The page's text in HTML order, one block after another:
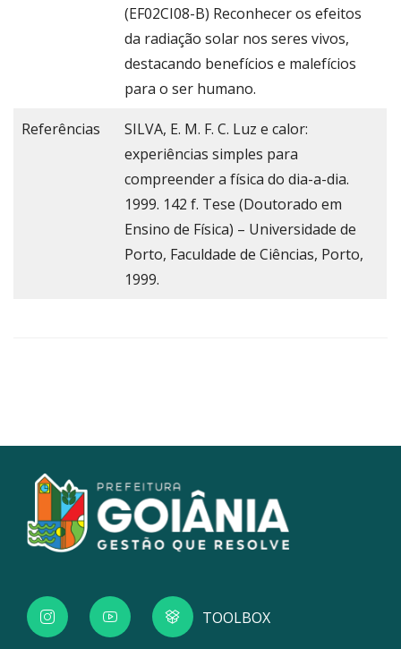
(EF02CI08-B) Reconhecer os efeitos
da radiação solar nos seres vivos,
destacando benefícios e malefícios
para o ser humano.
Referências
SILVA, E. M. F. C. Luz e calor:
experiências simples para
compreender a física do dia-a-dia.
1999. 142 f. Tese (Doutorado em
Ensino de Física) – Universidade de
Porto, Faculdade de Ciências, Porto,
1999.
TOOLBOX